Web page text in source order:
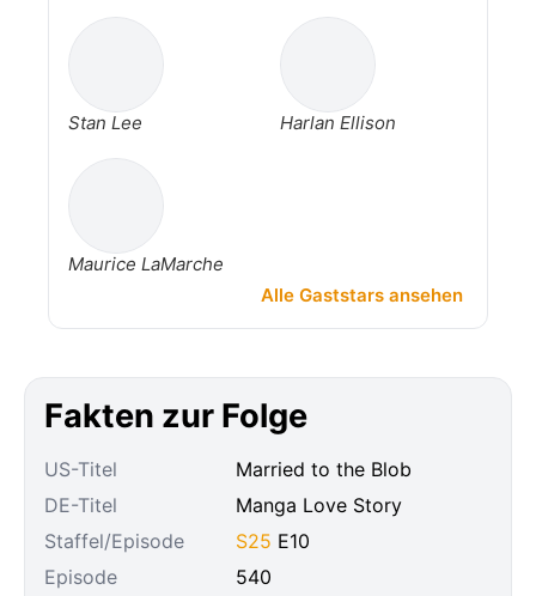
Stan Lee Harlan Ellison
Maurice LaMarche
Alle Gaststars ansehen
Fakten zur Folge
US-Titel
Married to the Blob
DE-Titel
Manga Love Story
Staffel/Episode
S25 E10
Episode
540